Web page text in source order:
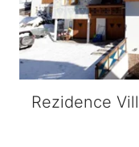
Rezidence